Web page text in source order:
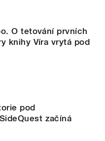
O tetování prvních
knihy Víra vrytá pod
pod
začíná